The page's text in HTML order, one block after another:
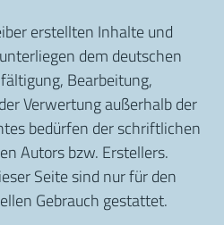
erstellten Inhalte und
dem deutschen
Bearbeitung,
Verwertung außerhalb der
bedürfen der schriftlichen
Autors bzw. Erstellers.
Seite sind nur für den
Gebrauch gestattet.